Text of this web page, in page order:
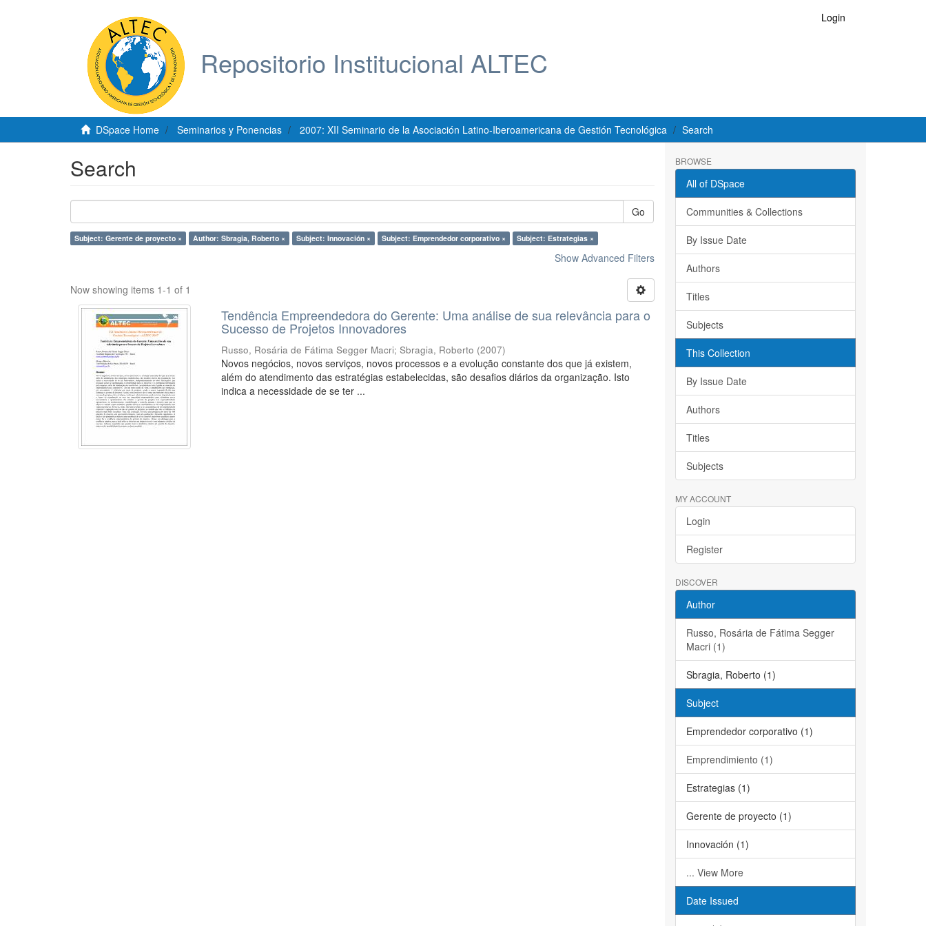
Repositorio Institucional ALTEC
Login
DSpace Home Seminarios y Ponencias 2007: XII Seminario de la Asociación Latino-Iberoamericana de Gestión Tecnológica Search
Search
Go
Subject: Gerente de proyecto × Author: Sbragia, Roberto × Subject: Innovación × Subject: Emprendedor corporativo × Subject: Estrategias ×
Show Advanced Filters
Now showing items 1-1 of 1
Tendência Empreendedora do Gerente: Uma análise de sua relevância para o
Sucesso de Projetos Innovadores
Russo, Rosária de Fátima Segger Macri;Sbragia, Roberto (2007)
Novos negócios, novos serviços, novos processos e a evolução constante dos que já existem,
além do atendimento das estratégias estabelecidas, são desafios diários da organização. Isto
indica a necessidade de se ter ...
BROWSE
All of DSpace
Communities & Collections
By Issue Date
Authors
Titles
Subjects
This Collection
By Issue Date
Authors
Titles
Subjects
MY ACCOUNT
Login
Register
DISCOVER
Author
Russo, Rosária de Fátima Segger
Macri (1)
Sbragia, Roberto (1)
Subject
Emprendedor corporativo (1)
Emprendimiento (1)
Estrategias (1)
Gerente de proyecto (1)
Innovación (1)
... View More
Date Issued